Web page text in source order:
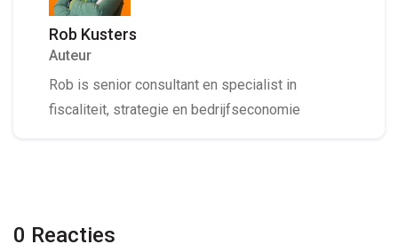
Rob Kusters
Auteur
Rob is senior consultant en specialist in
fiscaliteit, strategie en bedrijfseconomie
0 Reacties